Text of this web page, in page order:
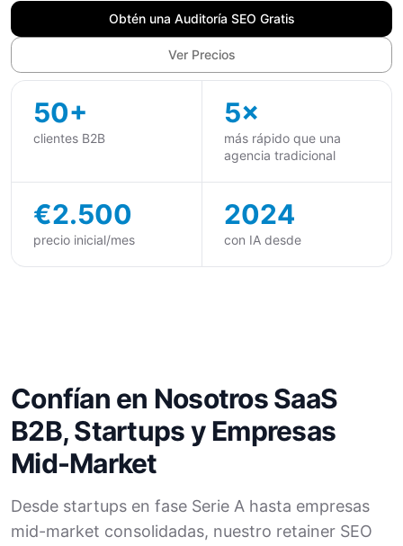
Obtén una Auditoría SEO Gratis
Ver Precios
50+
clientes B2B
5×
más rápido que una
agencia tradicional
€2.500
precio inicial/mes
2024
con IA desde
Confían en Nosotros SaaS
B2B, Startups y Empresas
Mid-Market
Desde startups en fase Serie A hasta empresas
mid-market consolidadas, nuestro retainer SEO